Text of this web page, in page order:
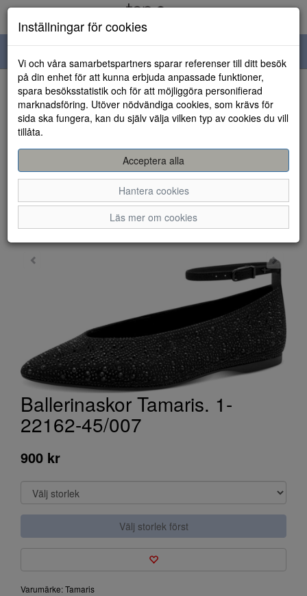
navigation
HEM
Ballerinaskor Tamaris. 1-
22162-45/007
900 kr
Välj storlek först
Varumärke: Tamaris
Inställningar för cookies
Vi och våra samarbetspartners sparar referenser till ditt besök
på din enhet för att kunna erbjuda anpassade funktioner,
spara besöksstatistik och för att möjliggöra personifierad
marknadsföring. Utöver nödvändiga cookies, som krävs för
sida ska fungera, kan du själv välja vilken typ av cookies du vill
tillåta.
Acceptera alla
Hantera cookies
Läs mer om cookies